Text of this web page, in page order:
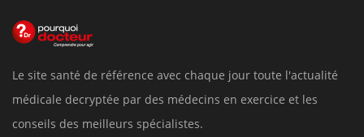
Le site santé de référence avec chaque jour toute l'actualité
médicale decryptée par des médecins en exercice et les
conseils des meilleurs spécialistes.